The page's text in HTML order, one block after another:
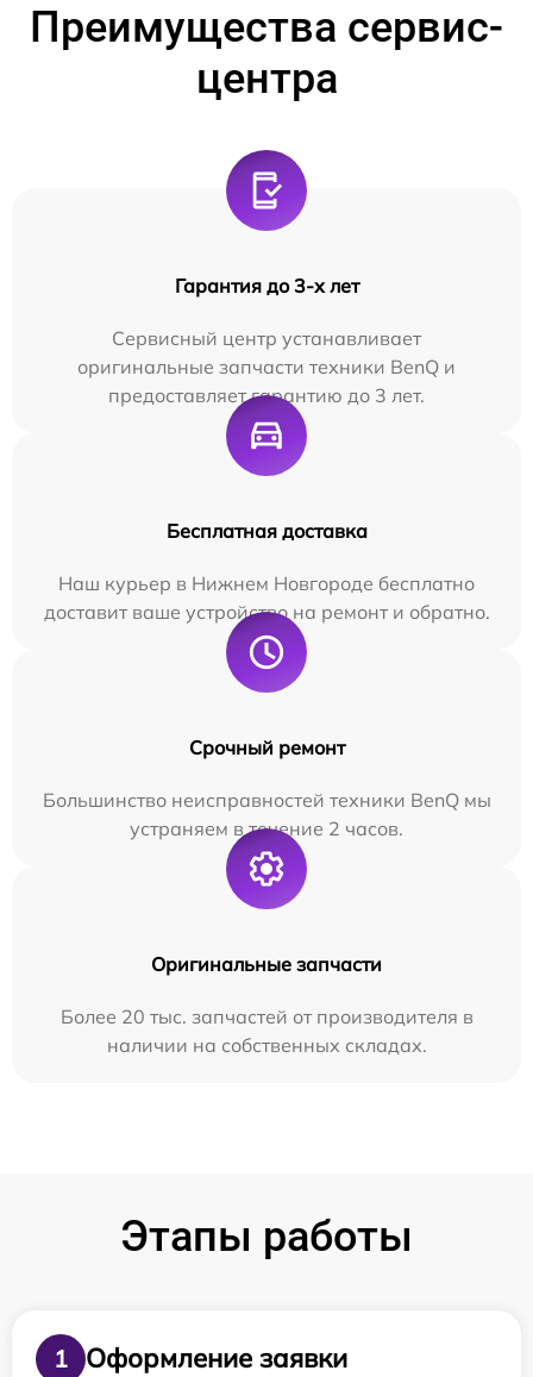
Преимущества сервис-
центра
Гарантия до 3-х лет
Сервисный центр устанавливает
оригинальные запчасти техники BenQ и
предоставляет гарантию до 3 лет.
Бесплатная доставка
Наш курьер в Нижнем Новгороде бесплатно
доставит ваше устройство на ремонт и обратно.
Срочный ремонт
Большинство неисправностей техники BenQ мы
устраняем в течение 2 часов.
Оригинальные запчасти
Более 20 тыс. запчастей от производителя в
наличии на собственных складах.
Этапы работы
1
Оформление заявки